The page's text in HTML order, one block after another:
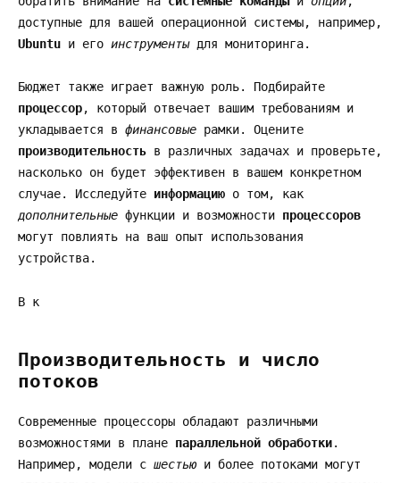
доступные для вашей операционной системы, например,
Ubuntu и его инструментыдля мониторинга.
Бюджет также играет важную роль. Подбирайте
процессор, который отвечает вашим требованиям и
укладывается в финансовые рамки. Оцените
производительность в различных задачах и проверьте,
насколько он будет эффективен в вашем конкретном
случае. Исследуйте информацию о том, как
дополнительные функции и возможности процессоров
могут повлиять на ваш опыт использования
устройства.
В к
Производительность и число
потоков
Современные процессоры обладают различными
возможностями в плане параллельной обработки.
Например, модели с шестьюи более потоками могут